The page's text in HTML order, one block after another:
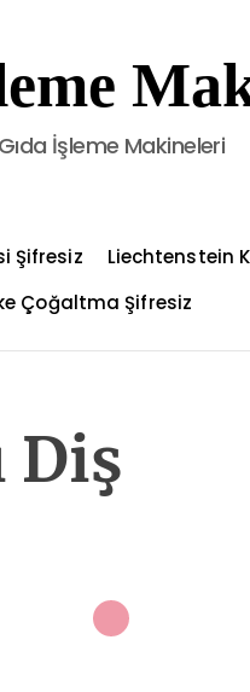
Gıda İşleme Makineleri
Şifresiz Liechtenstein
Çoğaltma Şifresiz
Diş